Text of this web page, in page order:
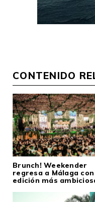
CONTENIDO
Brunch! Weekender
regresa a Málaga
edición más